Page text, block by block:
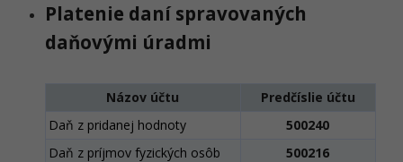
Platenie daní spravovaných
daňovými úradmi
Názov účtu
Predčíslie účtu
Daň z pridanej hodnoty
500240
Daň z príjmov fyzických osôb
500216